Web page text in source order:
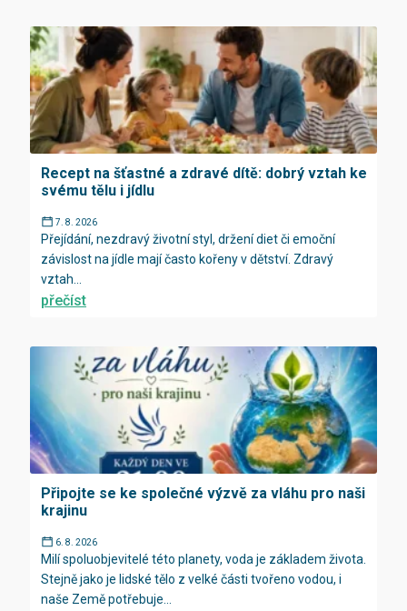
Recept na šťastné a zdravé dítě: dobrý vztah ke
svému tělu i jídlu
7. 8. 2026
Přejídání, nezdravý životní styl, držení diet či emoční
závislost na jídle mají často kořeny v dětství. Zdravý
vztah...
přečíst
Připojte se ke společné výzvě za vláhu pro naši
krajinu
6. 8. 2026
Milí spoluobjevitelé této planety, voda je základem života.
Stejně jako je lidské tělo z velké části tvořeno vodou, i
naše Země potřebuje...